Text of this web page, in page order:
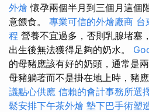
外燴懷孕兩個半月到三個月這個
意餵食。 專業可信的外燴廠商 台
程 營養不宜過多，否則乳腺堵塞
出生後無法獲得足夠的奶水。
的母豬應該有好的奶頭，通常是
母豬躺著而不是掛在地上時，豬
議點心供應 信賴的會計事務所選
鬆安排下午茶外燴 墊下巴手術塑